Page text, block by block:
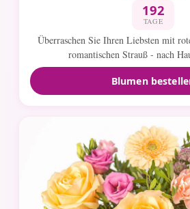
192
TAGE
Überraschen Sie Ihren Liebsten mit
romantischen Strauß - nach
Blumen